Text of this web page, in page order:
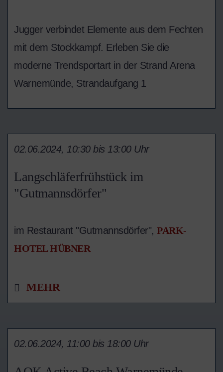
Jugger verbindet Elemente aus dem Fechten
mit dem Stockkampf. Erleben Sie die
moderne Trendsportart in der Strand Arena
Warnemünde, Strandaufgang 1
Langschläferfrühstück im
"Gutmannsdörfer"
02.06.2024, 10:30 bis 13:00 Uhr
im Restaurant "Gutmannsdörfer", PARK-
HOTEL HÜBNER
MEHR
02.06.2024, 11:00 bis 18:00 Uhr